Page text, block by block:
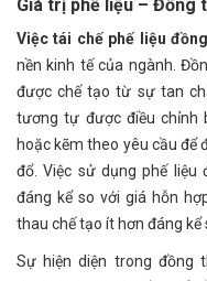
Giá trị phế liệu – Đồng
Việc tái chế phế liệu
nền kinh tế của ngành.
được chế tạo từ sự tan
tương tự được điều chỉnh
hoặc kẽm theo yêu cầu để
đổ. Việc sử dụng phế
đáng kể so với giá hỗn
thau chế tạo ít hơn đáng kể
Sự hiện diện trong đồng